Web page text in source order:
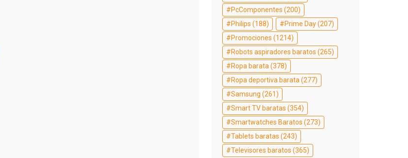
PcComponentes (200)
Philips (188) Prime Day(207)
Promociones (1214)
Robots aspiradores baratos (265)
Ropa barata (378)
Ropa deportiva barata (277)
Samsung (261)
Smart TV baratas (354)
Smartwatches Baratos (273)
Tablets baratas (243)
Televisores baratos (365)